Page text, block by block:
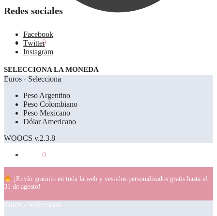
0.00€ 0
Redes sociales
Facebook
Twitter
Instagram
SELECCIONA LA MONEDA
Euros - Selecciona
Peso Argentino
Peso Colombiano
Peso Mexicano
Dólar Americano
WOOCS v.2.3.8
0
¡Envío gratuito en toda la web y vestidos personalizados gratis hasta el
31 de agosto!
Euros - Selecciona